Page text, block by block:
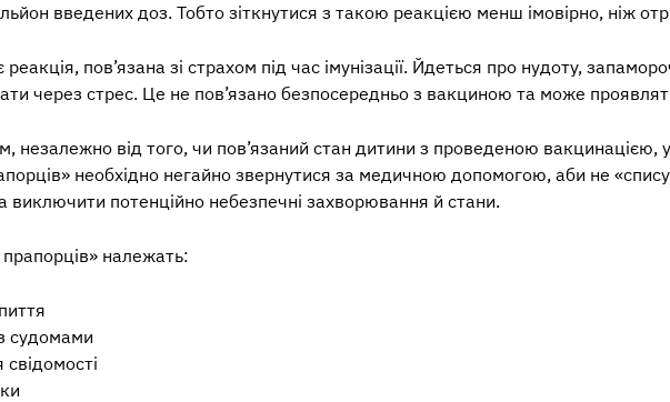
введених доз. Тобто зіткнутися з такою реакцією менш імовірно, ніж
реакція, пов’язана зі страхом під час імунізації. Йдеться про нудоту,
через стрес. Це не пов’язано безпосередньо з вакциною та може
незалежно від того, чи пов’язаний стан дитини з проведеною вакцинацією,
необхідно негайно звернутися за медичною допомогою, аби не
виключити потенційно небезпечні захворювання й стани.
належать:
судомами